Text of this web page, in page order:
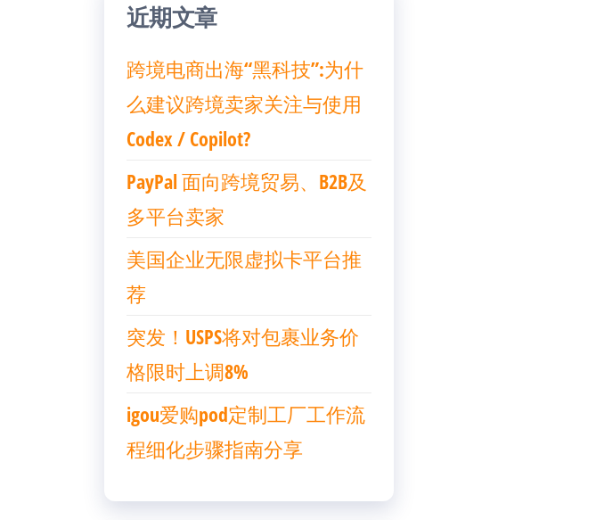
近期文章
跨境电商出海“黑科技”:为什
么建议跨境卖家关注与使用
Codex / Copilot?
PayPal 面向跨境贸易、B2B及
多平台卖家
美国企业无限虚拟卡平台推
荐
突发！USPS将对包裹业务价
格限时上调8%
igou爱购pod定制工厂工作流
程细化步骤指南分享